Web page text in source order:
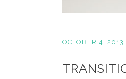
OCTOBER 4, 2013